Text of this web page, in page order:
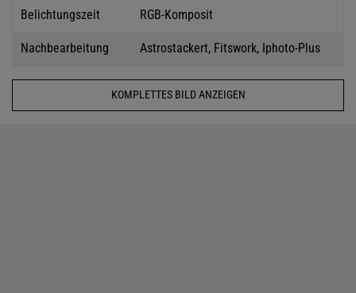
Belichtungszeit RGB-Komposit
Nachbearbeitung Astrostackert, Fitswork, Iphoto-Plus
KOMPLETTES BILD ANZEIGEN